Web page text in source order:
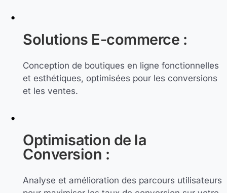
Solutions E-commerce :
Conception de boutiques en ligne fonctionnelles
et esthétiques, optimisées pour les conversions
et les ventes.
Optimisation de la
Conversion :
Analyse et amélioration des parcours utilisateurs